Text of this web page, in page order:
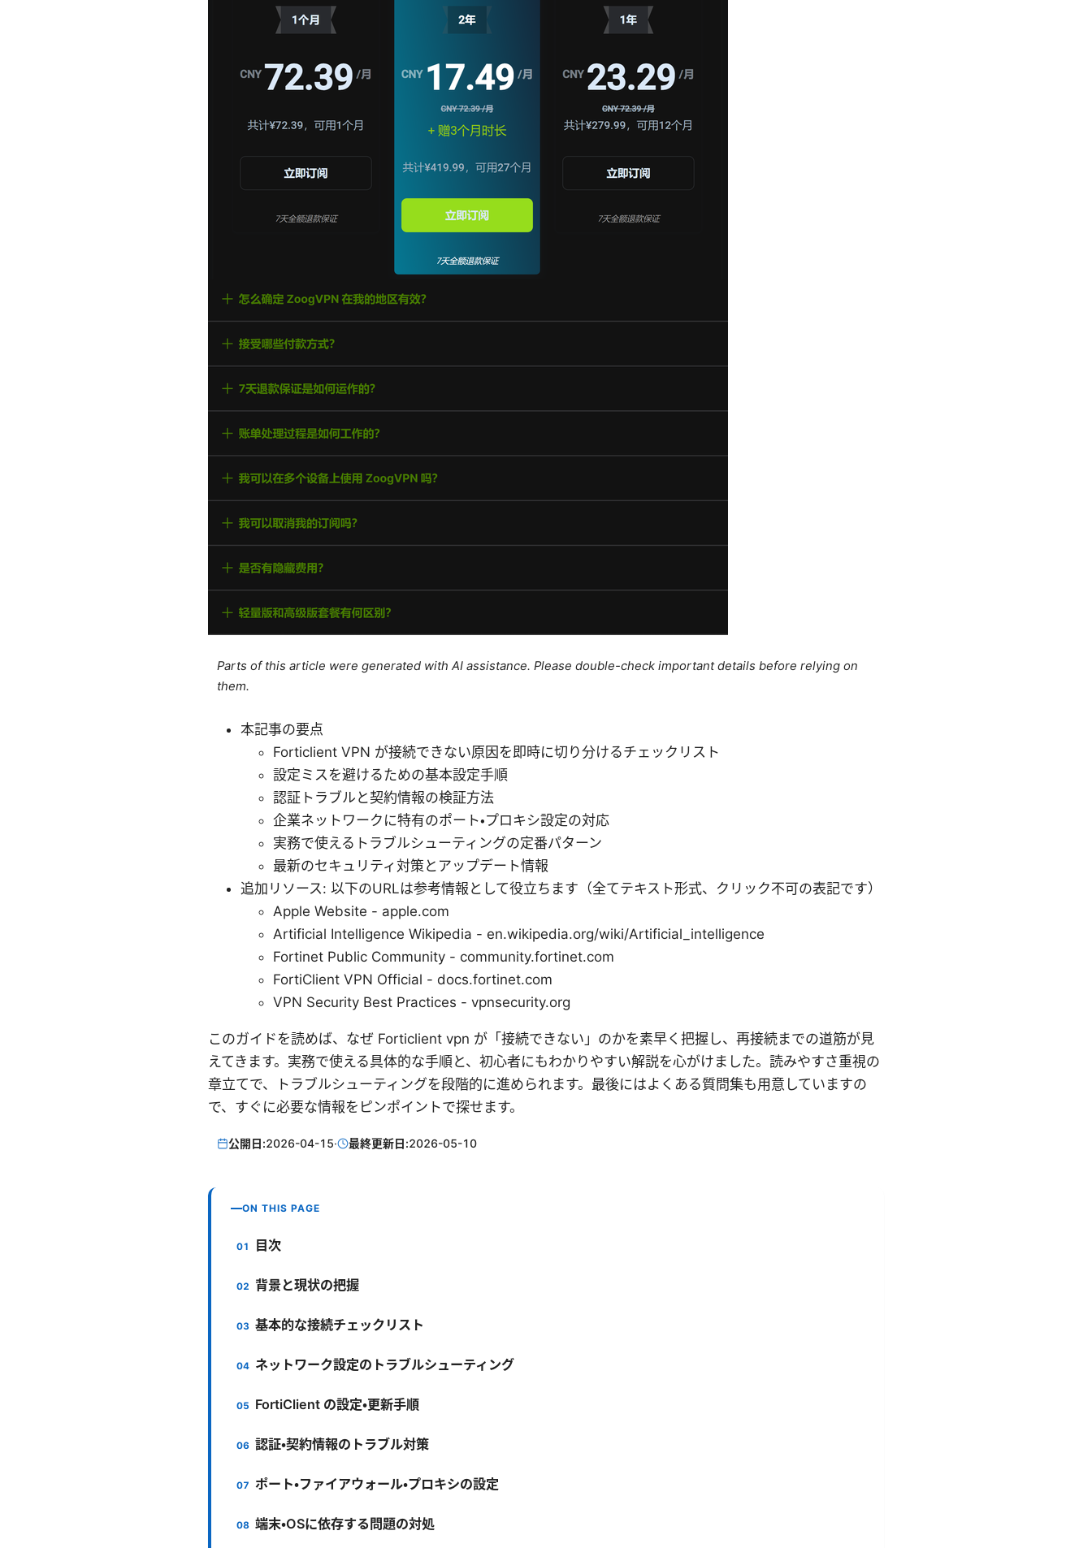
Parts of this article were generated with AI assistance. Please double-check important details before relying on
them.
本記事の要点
Forticlient VPN が接続できない原因を即時に切り分けるチェックリスト
設定ミスを避けるための基本設定手順
認証トラブルと契約情報の検証方法
企業ネットワークに特有のポート・プロキシ設定の対応
実務で使えるトラブルシューティングの定番パターン
最新のセキュリティ対策とアップデート情報
追加リソース: 以下のURLは参考情報として役立ちます（全てテキスト形式、クリック不可の表記です）
Apple Website - apple.com
Artificial Intelligence Wikipedia - en.wikipedia.org/wiki/Artificial_intelligence
Fortinet Public Community - community.fortinet.com
FortiClient VPN Official - docs.fortinet.com
VPN Security Best Practices - vpnsecurity.org
このガイドを読めば、なぜ Forticlient vpn が「接続できない」のかを素早く把握し、再接続までの道筋が見
えてきます。実務で使える具体的な手順と、初心者にもわかりやすい解説を心がけました。読みやすさ重視の
章立てで、トラブルシューティングを段階的に進められます。最後にはよくある質問集も用意していますの
で、すぐに必要な情報をピンポイントで探せます。
公開日:2026-04-15· 最終更新日:2026-05-10
ON THIS PAGE
目次
背景と現状の把握
基本的な接続チェックリスト
ネットワーク設定のトラブルシューティング
FortiClient の設定・更新手順
認証・契約情報のトラブル対策
ポート・ファイアウォール・プロキシの設定
端末・OSに依存する問題の対処